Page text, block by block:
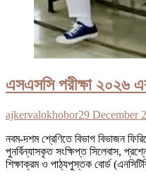
এসএসসি পরীক্ষা ২০২৬
ajkervalokhobor29 December
নবম-দশম শ্রেণিতে বিভাগ বিভাজন
পুনর্বিন্যাসকৃত সংক্ষিপ্ত সিলেবাস,
শিক্ষাক্রম ও পাঠ্যপুস্তক বোর্ড